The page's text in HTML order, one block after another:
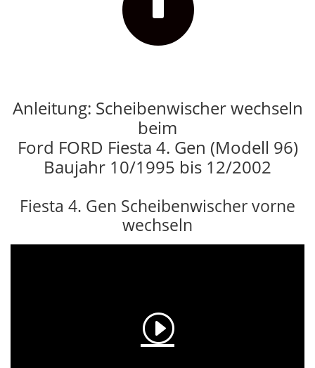
Anleitung: Scheibenwischer wechseln
beim
Ford FORD Fiesta 4. Gen (Modell 96)
Baujahr 10/1995 bis 12/2002
Fiesta 4. Gen Scheibenwischer vorne
wechseln